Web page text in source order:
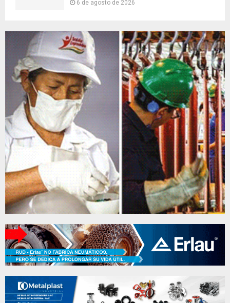
6 de agosto de 2026